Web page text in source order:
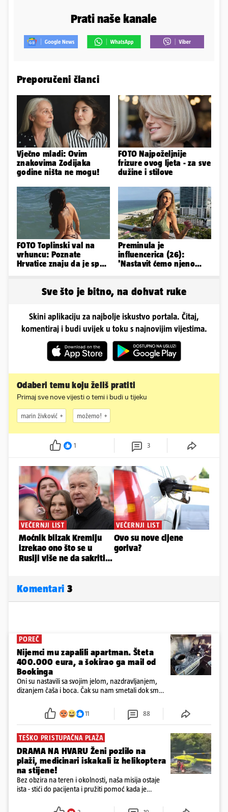
Prati naše kanale
Preporučeni članci
Vječno mladi: Ovim
znakovima Zodijaka
godine ništa ne mogu!
FOTO Najpoželjnije
frizure ovog ljeta - za sve
dužine i stilove
FOTO Toplinski val na
vrhuncu: Poznate
Hrvatice znaju da je spas
Preminula je
influencerica (26):
'Nastavit ćemo njeno
Sve što je bitno, na dohvat ruke
Skini aplikaciju za najbolje iskustvo portala. Čitaj,
komentiraj i budi uvijek u toku s najnovijim vijestima.
Odaberi temu koju želiš pratiti
Primaj sve nove vijesti o temi i budi u tijeku
marin živković možemo!
1 3
Komentari 3
POREČ
Nijemci mu zapalili apartman. Šteta
400.000 eura, a šokirao ga mail od
Bookinga
Oni su nastavili sa svojim jelom, nazdravljanjem,
dizanjem čaša i boca. Čak su nam smetali dok smo
požar, rekao je vlasnik
11 88
TEŠKO PRISTUPAČNA PLAŽA
DRAMA NA HVARU Ženi pozlilo na
plaži, medicinari iskakali iz helikoptera
na stijene!
Bez obzira na teren i okolnosti, naša misija ostaje
ista - stići do pacijenta i pružiti pomoć kada je